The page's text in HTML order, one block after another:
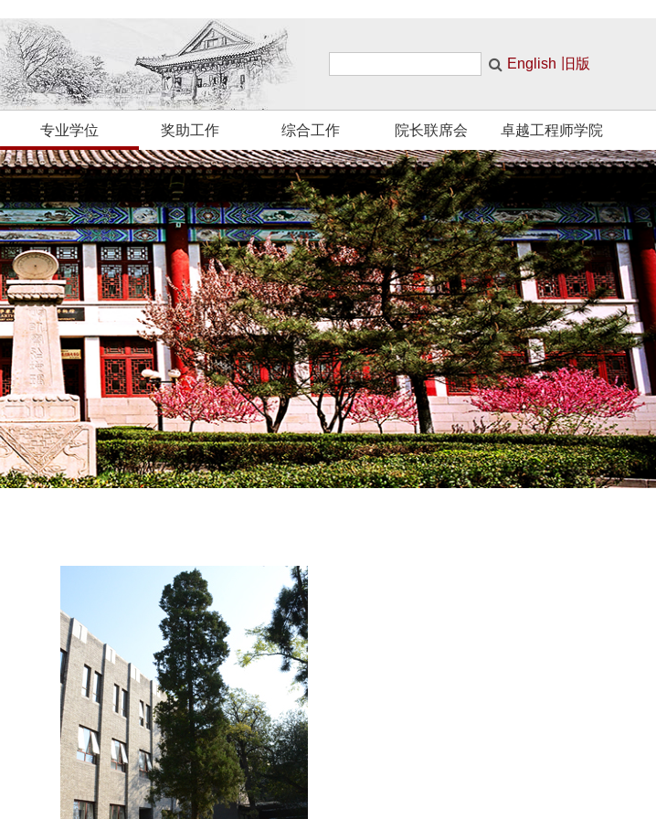
旧版
English
专业学位 奖助工作 综合工作 院长联席会 卓越工程师学院